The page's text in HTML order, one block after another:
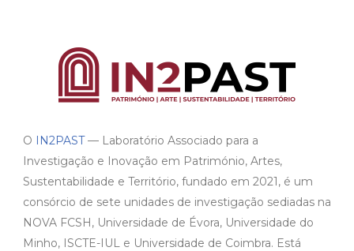
O IN2PAST— Laboratório Associado para a
Investigação e Inovação em Património, Artes,
Sustentabilidade e Território, fundado em 2021, é um
consórcio de sete unidades de investigação sediadas na
NOVA FCSH, Universidade de Évora, Universidade do
Minho, ISCTE-IUL e Universidade de Coimbra. Está